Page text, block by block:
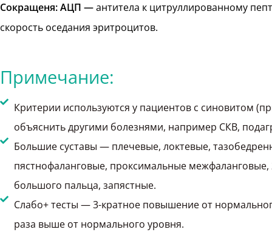
Сокращеня: АЦП —антитела к цитруллированному
скорость оседания эритроцитов.
Примечание:
Критерии используются у пациентов с синовитом
объяснить другими болезнями, например СКВ,
Большие суставы — плечевые, локтевые,
пястнофаланговые, проксимальные
большого пальца, запястные.
Слабо+ тесты — 3-кратное повышение от
раза выше от нормального уровня.